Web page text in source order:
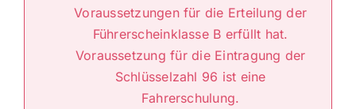
Voraussetzungen für die Erteilung der
Führerscheinklasse B erfüllt hat.
Voraussetzung für die Eintragung der
Schlüsselzahl 96 ist eine
Fahrerschulung.